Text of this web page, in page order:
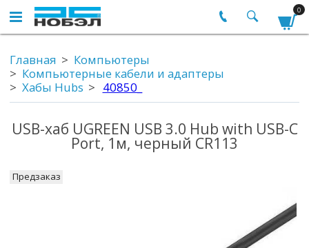
0
Главная
Компьютеры
Компьютерные кабели и адаптеры
Хабы Hubs
40850_
USB-хаб UGREEN USB 3.0 Hub with USB-C
Port, 1м, черный CR113
Предзаказ